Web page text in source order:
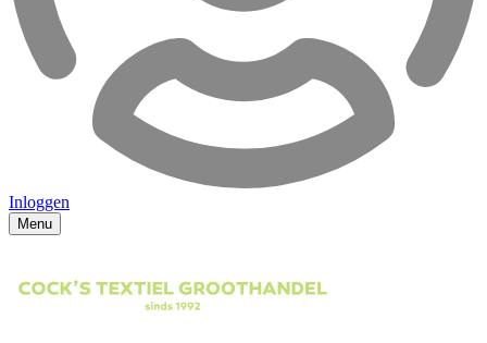
Inloggen
Menu